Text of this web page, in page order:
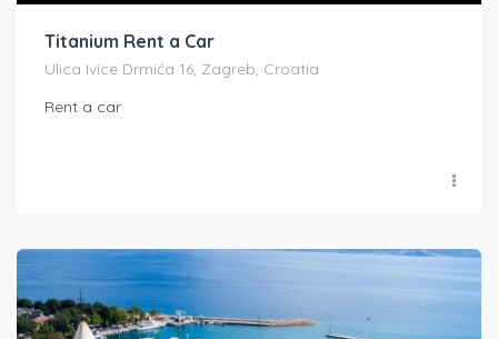
Titanium Rent a Car
Ulica Ivice Drmića 16, Zagreb, Croatia
Rent a car